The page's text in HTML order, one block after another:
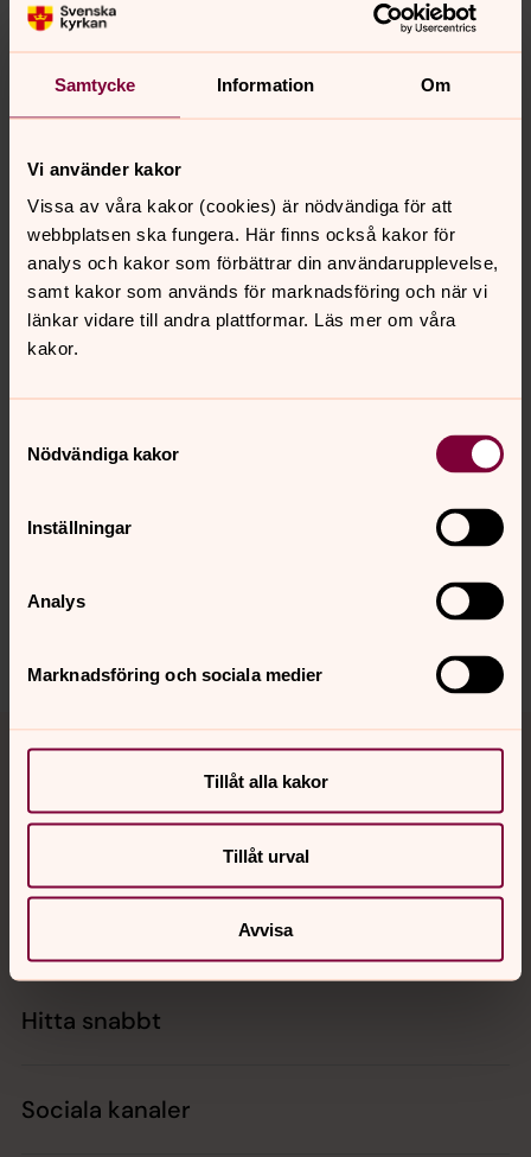
Samtycke Information Om
Vi använder kakor
Vissa av våra kakor (cookies) är nödvändiga för att
webbplatsen ska fungera. Här finns också kakor för
analys och kakor som förbättrar din användarupplevelse,
samt kakor som används för marknadsföring och när vi
länkar vidare till andra plattformar. Läs mer om våra
kakor.
Nödvändiga kakor
Inställningar
Analys
Marknadsföring och sociala medier
Tillåt alla kakor
Tillåt urval
Avvisa
Fredrik Näverbrant
E-post:fredrik.naverbrant@svenskakyrkan.se
Mer om Fredrik Näverbrant
Ungdomsdiakon
Senast ändrad 15 juni 2023
innehåll?
Dela
Hitta snabbt
Sociala kanaler